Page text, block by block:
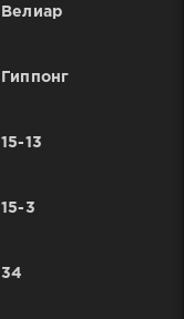
Велиар
Гиппонг
15-13
15-3
34